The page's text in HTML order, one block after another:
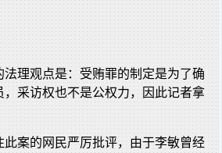
理观点是：受贿罪的制定是为了确
采访权也不是公权力，因此记者拿
案的网民严厉批评，由于李敏曾经